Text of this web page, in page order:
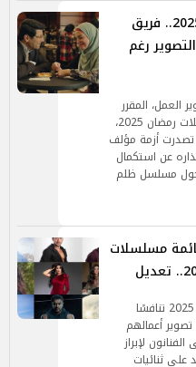
تفاصيل مسلسلات شهر رمضان 2025.. فريق
رغم
المقرر
عرضه ضمن السباق الرمضاني بين مسلسلات رمضان 2025،
تصدرت أزمة مؤلف
عن استكمال
حول مسلسل ظلم
إليكم قائمة مسلسلات
تشهد الاستعدادات لموسم دراما رمضان 2025 تنافسًا
أعمالهم
لإبراز
ثنائيات